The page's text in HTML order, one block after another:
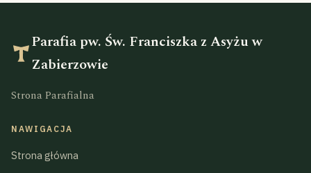
Parafia pw. Św. Franciszka z Asyżu w
Zabierzowie
Strona Parafialna
NAWIGACJA
Strona główna